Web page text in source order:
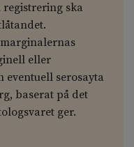
ska
eller
serosayta
baserat på det
ger.